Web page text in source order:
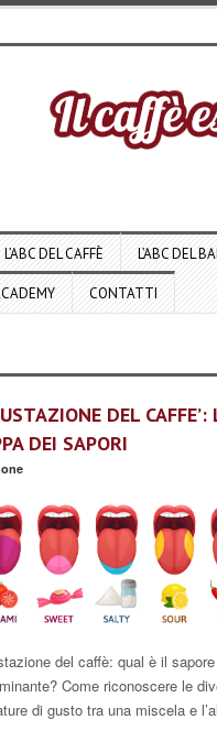
L’ABC DEL CAFFÈ L’ABC DEL
CONTATTI
DEL CAFFE’:
DEI SAPORI
del caffè: qual è il sapore
Come riconoscere le
di gusto tra una miscela e